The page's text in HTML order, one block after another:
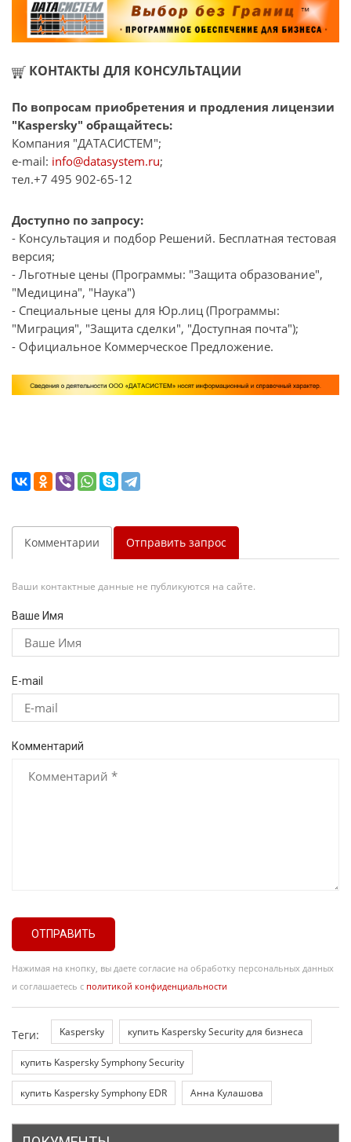
КОНТАКТЫ ДЛЯ КОНСУЛЬТАЦИИ
По вопросам приобретения и продления лицензии
"Kaspersky" обращайтесь:
Компания "ДАТАСИСТЕМ";
e-mail: info@datasystem.ru;
тел.+7 495 902-65-12
Доступно по запросу:
- Консультация и подбор Решений. Бесплатная тестовая
версия;
- Льготные цены (Программы: "Защита образование",
"Медицина", "Наука")
- Специальные цены для Юр.лиц (Программы:
"Миграция", "Защита сделки", "Доступная почта");
- Официальное Коммерческое Предложение.
Комментарии Отправить запрос
Ваши контактные данные не публикуются на сайте.
Ваше Имя
E-mail
Комментарий
ОТПРАВИТЬ
Нажимая на кнопку, вы даете согласие на обработку персональных данных
и соглашаетесь с политикой конфиденциальности
Теги: Kaspersky купить Kaspersky Security для бизнеса
купить Kaspersky Symphony Security
купить Kaspersky Symphony EDR Анна Кулашова